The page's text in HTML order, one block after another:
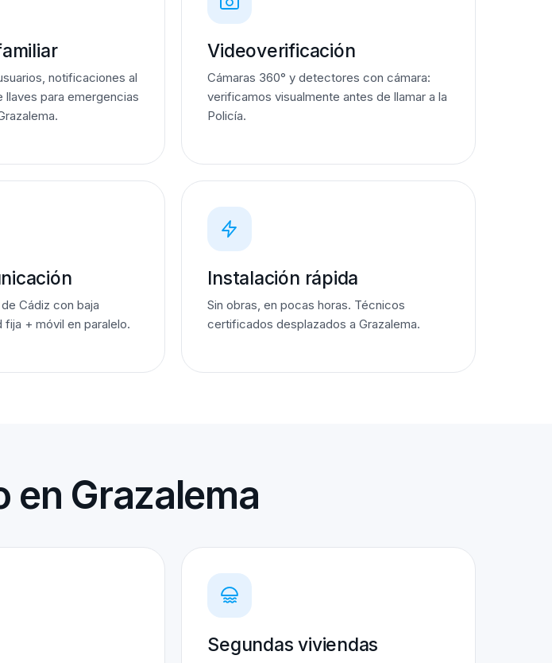
notificaciones al
llaves para emergencias
Videoverificación
Cámaras 360° y detectores con cámara:
verificamos visualmente antes de llamar a la
Policía.
Cádiz con baja
+ móvil en paralelo.
Instalación rápida
Sin obras, en pocas horas. Técnicos
certificados desplazados a Grazalema.
en Grazalema
Segundas viviendas